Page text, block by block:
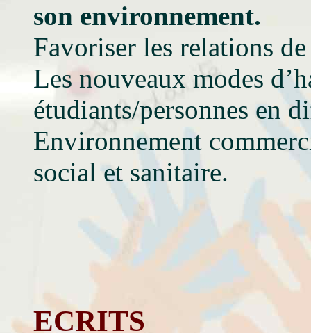
son environnement.
Favoriser les relations
Les nouveaux modes
étudiants/personnes en
Environnement
social et sanitaire.
ECRITS